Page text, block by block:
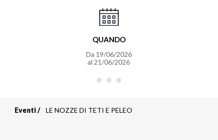
QUANDO
Da 19/06/2026
al 21/06/2026
Eventi LE NOZZE DI TETI E PELEO